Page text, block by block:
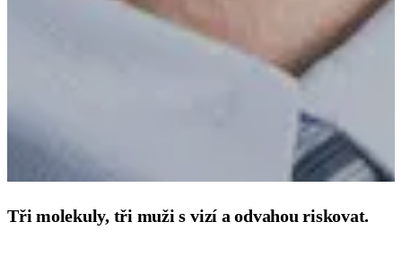
Tři molekuly, tři muži s vizí a odvahou riskovat.